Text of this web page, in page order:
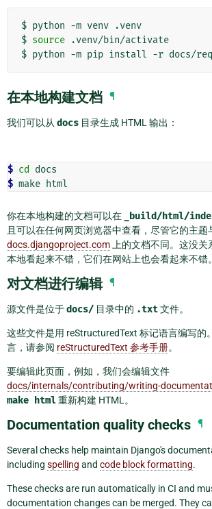
$ python -m venv
.venv
$ source
.venv/bin/activate
$ python -m pip install -r
在本地构建文档 ¶
我们可以从 docs 目录生成 HTML 输出：
$ cd
$ make
你在本地构建的文档可以在 _build/html/
且可以在任何网页浏览器中查看，尽管它的主题
docs.djangoproject.com 上的文档不同。这没
本地看起来不错，它们在网站上也会看起来不错。
对文档进行编辑 ¶
源文件是位于docs/ 目录中的 .txt文件。
这些文件是用 reStructuredText 标记语言编写的
言，请参阅 reStructuredText 参考手册。
要编辑此页面，例如，我们会编辑文件
docs/internals/contributing/writing-
make html重新构建 HTML。
Documentation quality checks ¶
Several checks help maintain Django's
including spelling and code block formatting.
These checks are run automatically in CI and
documentation changes can be merged. They